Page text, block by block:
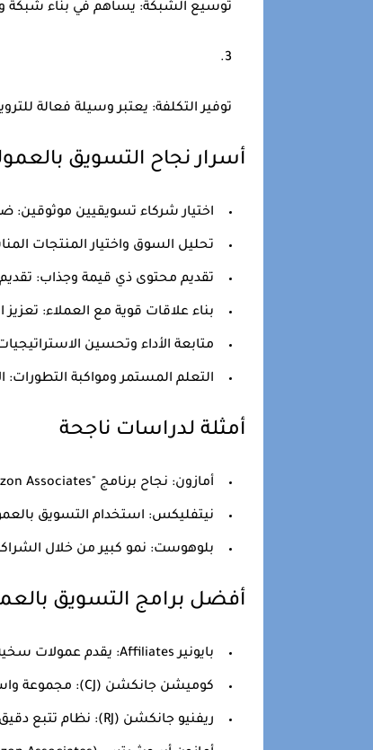
توسيع الشبكة: يساهم في بناء شبكة
توفير التكلفة: يعتبر وسيلة فعالة
أسرار نجاح التسويق
اختيار شركاء تسويقيين موثوقين:
تحليل السوق واختيار المنتجات
تقديم محتوى ذي قيمة وجذاب:
بناء علاقات قوية مع العملاء: تعزيز
متابعة الأداء وتحسين
التعلم المستمر ومواكبة التطورات:
أمثلة لدراسات ناجحة
أمازون: نجاح برنامج "Amazon Associates".
نيتفليكس: استخدام التسويق
بلوهوست: نمو كبير من خلال
أفضل برامج التسويق
بايونير Affiliates: يقدم عمولات
كوميشن جانكشن (CJ): مجموعة
ريفنيو جانكشن (RJ): نظام تتبع